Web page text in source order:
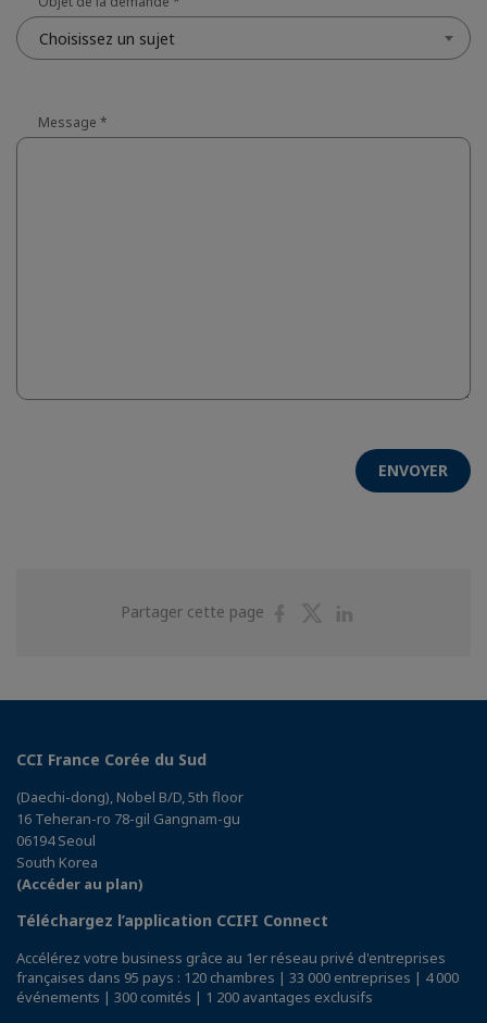
Choisissez un sujet
Message *
ENVOYER
Partager cette page
PartagerPartager
CCI France Corée du Sud
(Daechi-dong), Nobel B/D, 5th floor
16 Teheran-ro 78-gil Gangnam-gu
06194 Seoul
South Korea
(Accéder au plan)
Téléchargez l’application CCIFI Connect
Accélérez votre business grâce au 1er réseau privé d'entreprises
françaises dans 95 pays : 120 chambres | 33 000 entreprises | 4 000
événements | 300 comités | 1 200 avantages exclusifs